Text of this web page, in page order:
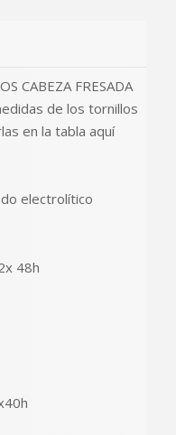
CABEZA FRESADA
de los tornillos
en la tabla aquí
electrolítico
48h